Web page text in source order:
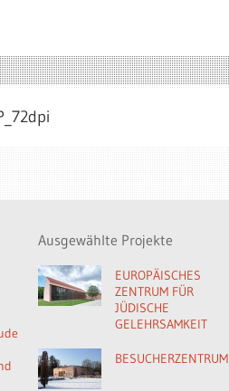
Ausgewählte Projekte
EUROPÄISCHES
ZENTRUM FÜR
JÜDISCHE
GELEHRSAMKEIT
BESUCHERZENTRUM